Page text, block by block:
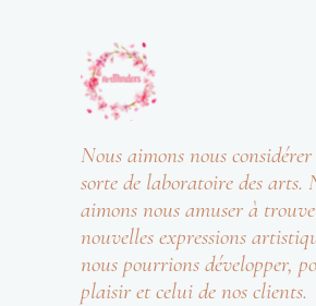
Nous aimons nous
sorte de laboratoire des arts.
aimons nous amuser à
nouvelles expressions
nous pourrions développer,
plaisir et celui de nos clients.